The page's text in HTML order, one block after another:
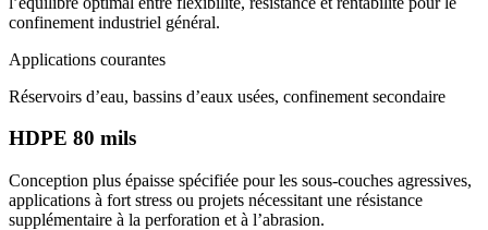
confinement industriel général.
Applications courantes
Réservoirs d’eau, bassins d’eaux usées, confinement secondaire
HDPE 80 mils
Conception plus épaisse spécifiée pour les sous-couches agressives,
applications à fort stress ou projets nécessitant une résistance
supplémentaire à la perforation et à l’abrasion.